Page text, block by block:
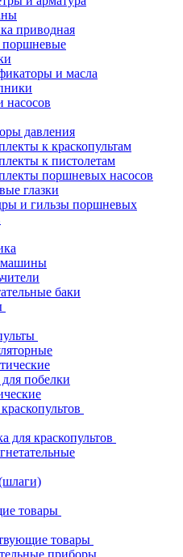
приводная
и масла
давления
к краскопультам
к пистолетам
поршневых насосов
глазки
и гильзы поршневых
машины
баки
побелки
для краскопультов
товары
товары
приборы